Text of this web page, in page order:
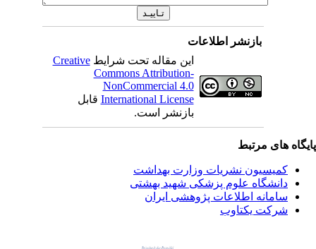
بازنشر اطلاعات
این مقاله تحت شرایطCreative
Commons Attribution-
NonCommercial 4.0
International Licenseقابل
بازنشر است.
های مرتبط
کمیسیون نشریات وزارت بهداشت
دانشگاه علوم پزشکی شهید بهشتی
سامانه اطلاعات پژوهشی ایران
شرکت یکتاوب